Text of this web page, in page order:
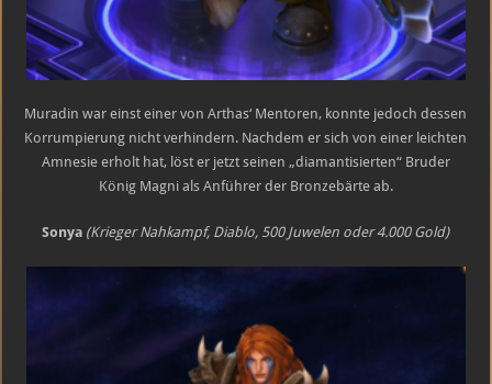
Muradin war einst einer von Arthas‘ Mentoren, konnte jedoch dessen
Korrumpierung nicht verhindern. Nachdem er sich von einer leichten
Amnesie erholt hat, löst er jetzt seinen „diamantisierten“ Bruder
König Magni als Anführer der Bronzebärte ab.
Sonya (Krieger Nahkampf, Diablo, 500 Juwelen oder 4.000 Gold)